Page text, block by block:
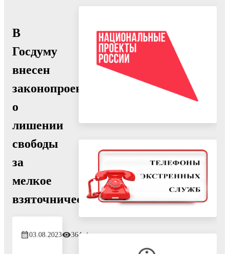
В
Госдуму
внесен
законопроект
о
лишении
свободы
за
мелкое
взяточничество
03.08.2023 364